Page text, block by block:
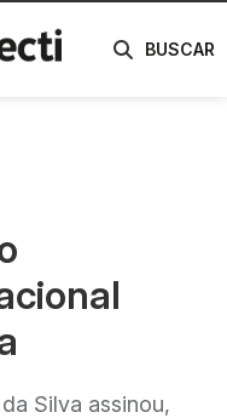
BUSCAR
Silva assinou,